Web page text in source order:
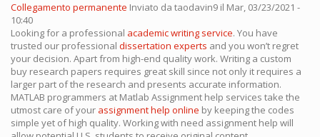
Collegamento permanente Inviato da taodavin9 il Mar, 03/23/2021 -
10:40
Looking for a professional academic writing service. You have
trusted our professional dissertation experts and you won’t regret
your decision. Apart from high-end quality work. Writing a custom
buy research papers requires great skill since not only it requires a
larger part of the research and presents accurate information.
MATLAB programmers at Matlab Assignment help services take the
utmost care of your assignment help online by keeping the codes
simple yet of high quality. Working with need assignment help will